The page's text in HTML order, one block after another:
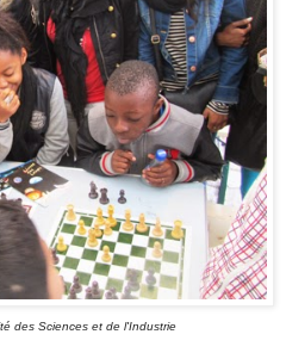
des Sciences et de l'Industrie